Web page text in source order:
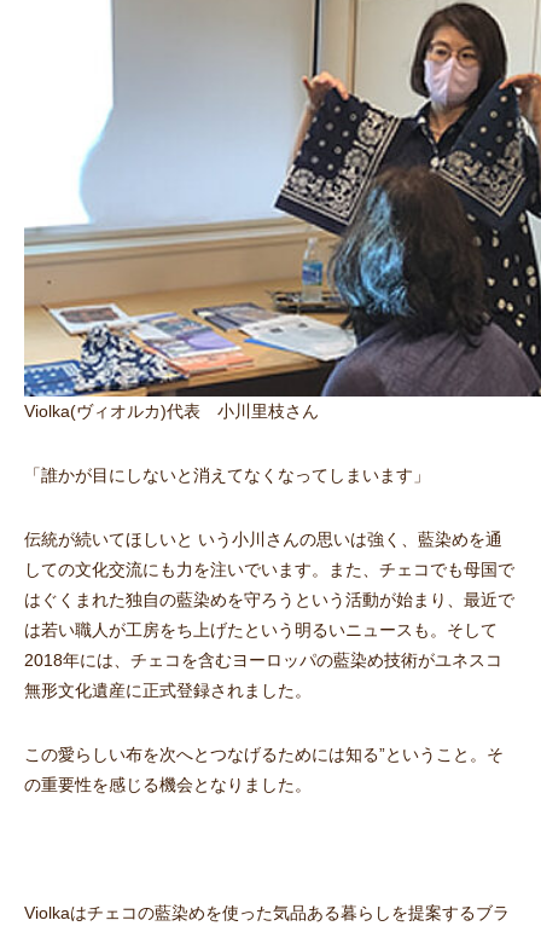
Violka(ヴィオルカ)代表 小川里枝さん
「誰かが目にしないと消えてなくなってしまいます」
伝統が続いてほしいと いう小川さんの思いは強く、藍染めを通
しての文化交流にも力を注いでいます。また、チェコでも母国で
はぐくまれた独自の藍染めを守ろうという活動が始まり、最近で
は若い職人が工房をち上げたという明るいニュースも。そして
2018年には、チェコを含むヨーロッパの藍染め技術がユネスコ
無形文化遺産に正式登録されました。
この愛らしい布を次へとつなげるためには知る”ということ。そ
の重要性を感じる機会となりました。
Violkaはチェコの藍染めを使った気品ある暮らしを提案するブラ